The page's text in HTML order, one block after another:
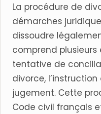
La procédure de
démarches
dissoudre
comprend plusieurs
tentative de
divorce,
jugement. Cette
Code civil français